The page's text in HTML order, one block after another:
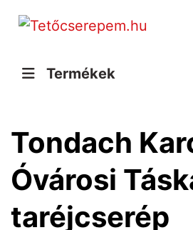
Termékek
Tondach
Óvárosi
taréjcserép